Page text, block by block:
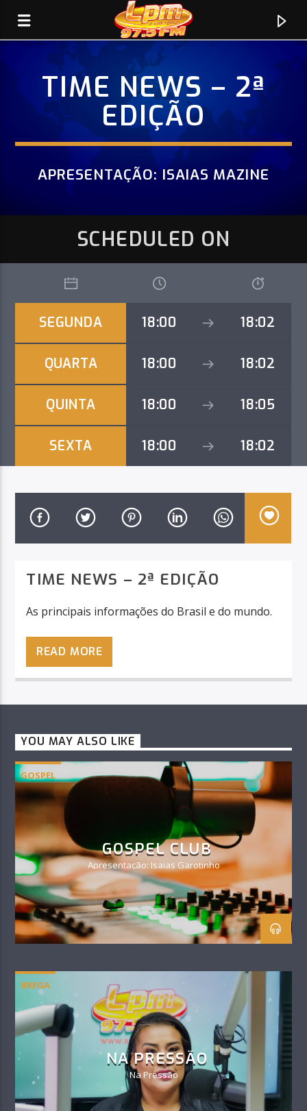
RÁDIO LPM 97.5 FM
A SUA RÁDIO!
CURRENT TRACK
NO TITLES AVAILABLE
RÁDIO LPM 97.5 FM
TIME NEWS – 2ª
EDIÇÃO
APRESENTAÇÃO: ISAIAS MAZINE
SCHEDULED ON
SEGUNDA 18:00 18:02
QUARTA 18:00 18:02
QUINTA 18:00 18:05
SEXTA 18:00 18:02
TIME NEWS – 2ª EDIÇÃO
As principais informações do Brasil e do mundo.
READ MORE
YOU MAY ALSO LIKE
GOSPEL
GOSPEL CLUB
Apresentação: Isaias Garotinho
BREGA
NA PRESSÃO
Na Pressão